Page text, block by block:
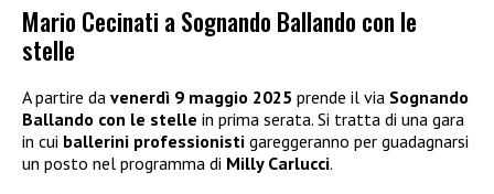
Mario Cecinati a Sognando Ballando con le
stelle
A partire da venerdì 9 maggio 2025 prende il via Sognando
Ballando con le stelle in prima serata. Si tratta di una gara
in cui ballerini professionisti gareggeranno per guadagnarsi
un posto nel programma di Milly Carlucci.